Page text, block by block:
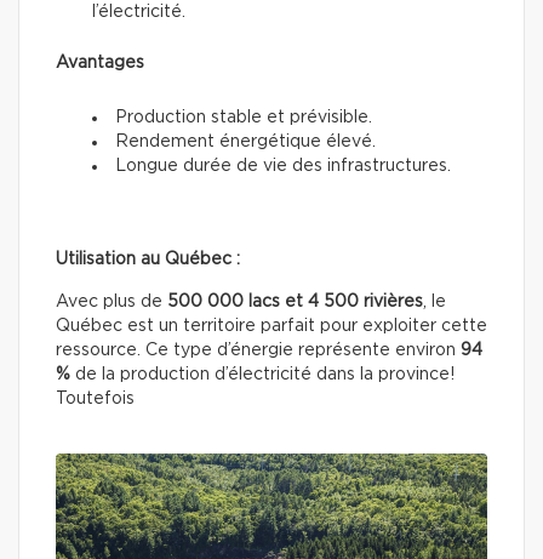
l’électricité.
Avantages
Production stable et prévisible.
Rendement énergétique élevé.
Longue durée de vie des infrastructures.
Utilisation au Québec :
Avec plus de 500 000 lacs et 4 500 rivières , le
Québec est un territoire parfait pour exploiter cette
ressource. Ce type d’énergie représente environ 94
% de la production d’électricité dans la province!
Toutefois